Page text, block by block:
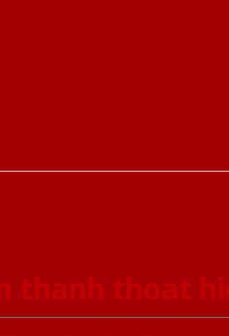
thanh thoat